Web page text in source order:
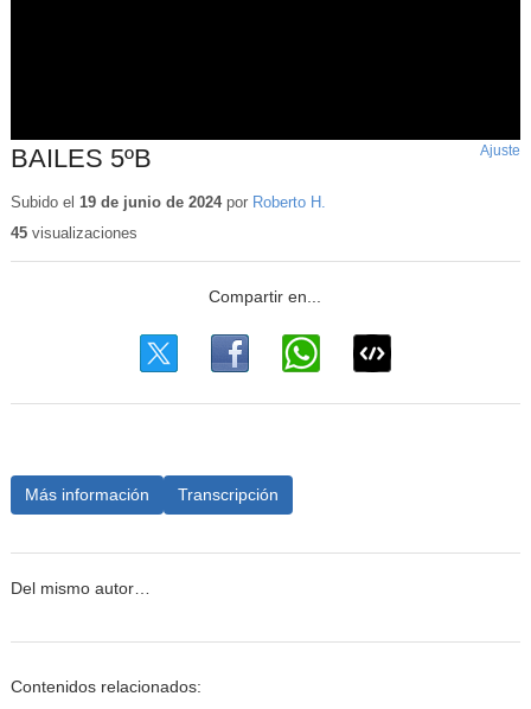
BAILES 5ºB Ajuste
Subido el 19 de junio de 2024por Roberto H.
45visualizaciones
Más información Transcripción
Del mismo autor…
Contenidos relacionados: